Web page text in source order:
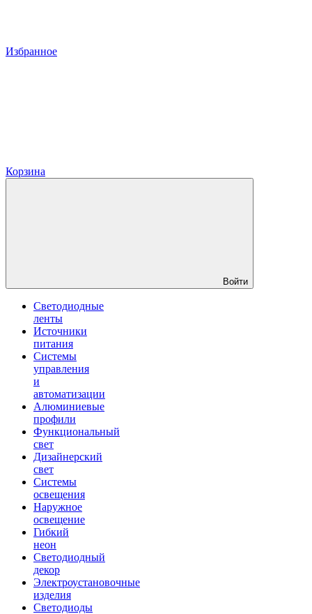
Избранное
Корзина
Войти
Светодиодные
ленты
Источники
питания
Системы
управления
и
автоматизации
Алюминиевые
профили
Функциональный
свет
Дизайнерский
свет
Системы
освещения
Наружное
освещение
Гибкий
неон
Светодиодный
декор
Электроустановочные
изделия
Светодиоды